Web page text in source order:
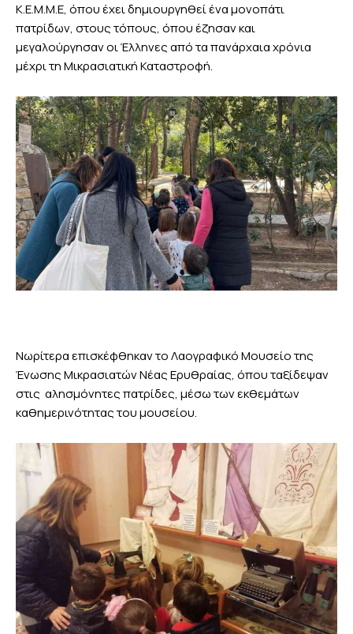
K.Ε.M.M.Ε, όπου έχει δημιουργηθεί ένα μονοπάτι
πατρίδων, στους τόπους, όπου έζησαν και
μεγαλούργησαν οι Έλληνες από τα πανάρχαια χρόνια
μέχρι τη Μικρασιατική Καταστροφή.
Νωρίτερα επισκέφθηκαν το Λαογραφικό Μουσείο της
Ένωσης Μικρασιατών Νέας Ερυθραίας, όπου ταξίδεψαν
στις αλησμόνητες πατρίδες, μέσω των εκθεμάτων
καθημερινότητας του μουσείου.